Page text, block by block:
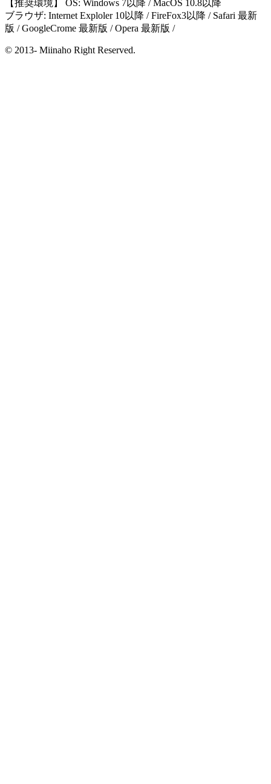
【推奨環境】 OS: Windows 7以降 / MacOS 10.8以降
ブラウザ: Internet Exploler 10以降 / FireFox3以降 / Safari 最新
版 / GoogleCrome 最新版 / Opera 最新版 /
© 2013- Miinaho Right Reserved.